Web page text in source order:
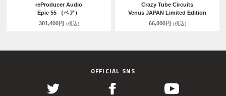
reProducer Audio
Epic 55 （ペア）
301,400円 (税込)
Crazy Tube Circuits
Venus JAPAN Limited Edition
66,000円 (税込)
OFFICIAL SNS